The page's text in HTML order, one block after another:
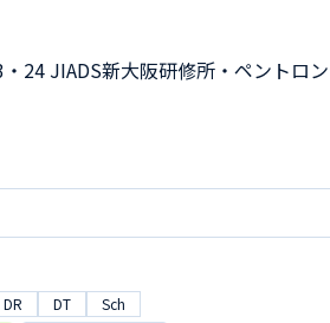
24 JIADS新大阪研修所・ペントロ
DR DT Sch